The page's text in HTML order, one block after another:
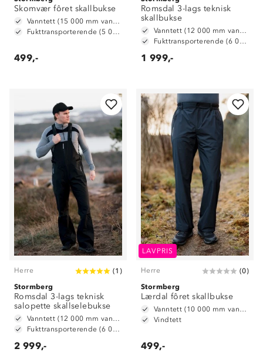
Skomvær fôret skallbukse
Vanntett (15 000 mm vannsøyle)
Fukttransporterende (5 000 g/ m2/ 24t)
499,-
Romsdal 3-lags teknisk
skallbukse
Vanntett (12 000 mm vannsøyle)
Fukttransporterende (6 000 g/ m2/ 24t)
1 999,-
Herre (1 )
Stormberg
Romsdal 3-lags teknisk
salopette skallselebukse
Vanntett (12 000 mm vannsøyle)
Fukttransporterende (6 000 g/ m2/ 24t)
2 999,-
LAVPRIS
Herre (0)
Stormberg
Lærdal fôret skallbukse
Vanntett (10 000 mm vannsøyle)
Vindtett
499,-